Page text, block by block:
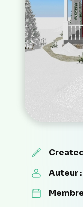
Auteur :